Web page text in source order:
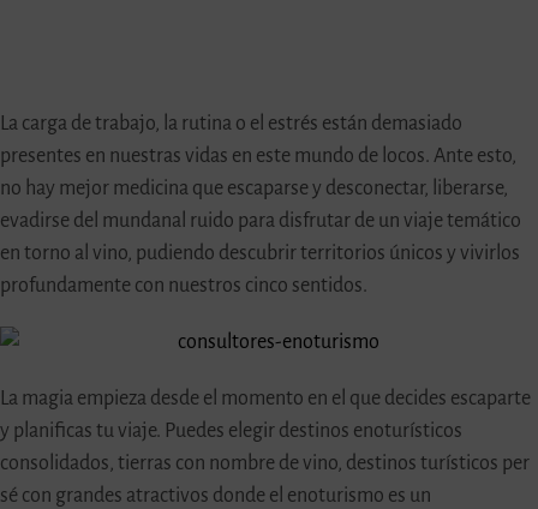
La carga de trabajo, la rutina o el estrés están demasiado
presentes en nuestras vidas en este mundo de locos. Ante esto,
no hay mejor medicina que escaparse y desconectar, liberarse,
evadirse del mundanal ruido para disfrutar de un viaje temático
en torno al vino, pudiendo descubrir territorios únicos y vivirlos
profundamente con nuestros cinco sentidos.
La magia empieza desde el momento en el que decides escaparte
y planificas tu viaje. Puedes elegir destinos enoturísticos
consolidados, tierras con nombre de vino, destinos turísticos per
sé con grandes atractivos donde el enoturismo es un